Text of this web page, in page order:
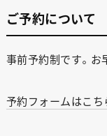
ご予約について
事前予約制です。お
予約フォームはこち